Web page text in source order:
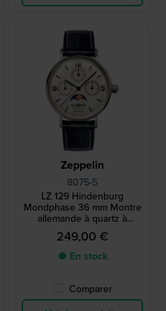
Zeppelin
8075-5
LZ 129 Hindenburg
Mondphase 36 mm Montre
allemande à quartz à
phases de lune avec
cadrans mois et jour-date
249,00 €
● En stock
Comparer